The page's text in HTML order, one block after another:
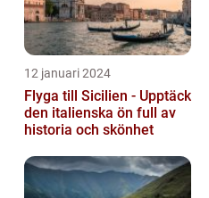
12 januari 2024
Flyga till Sicilien - Upptäck
den italienska ön full av
historia och skönhet